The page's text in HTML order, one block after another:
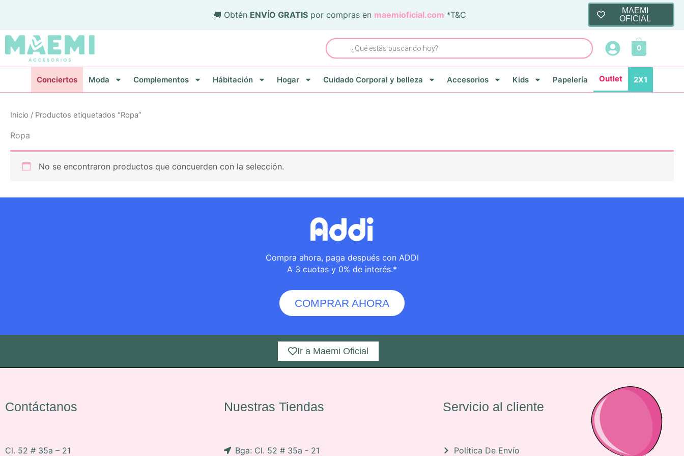
contenido
🚚 Obtén ENVÍO GRATIS por compras en maemioficial.com *T&C
MAEMI
OFICIAL
Búsqueda
de
productos
0
Conciertos Moda Complementos Hábitación Hogar Cuidado Corporal y belleza Accesorios Kids Papelería Outlet 2X1
Inicio / Productos etiquetados “Ropa”
Ropa
No se encontraron productos que concuerden con la selección.
Compra ahora, paga después con ADDI
A 3 cuotas y 0% de interés.*
COMPRAR AHORA
Ir a Maemi Oficial
Contáctanos
Cl. 52 # 35a – 21
Nuestras Tiendas
Bga: Cl. 52 # 35a - 21
Servicio al cliente
Política De Envío